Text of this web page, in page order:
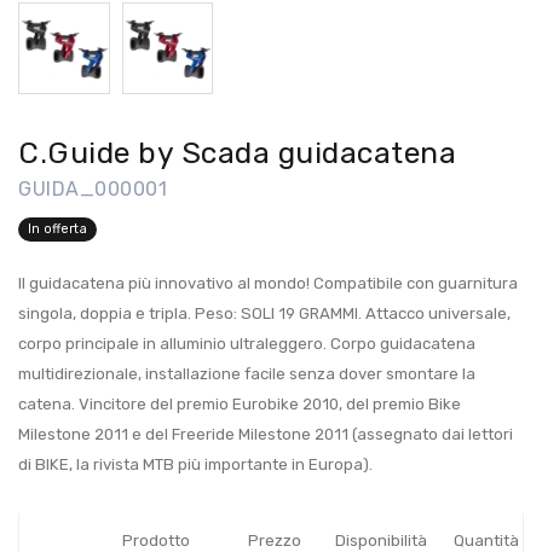
C.Guide by Scada guidacatena
GUIDA_000001
In offerta
Il guidacatena più innovativo al mondo! Compatibile con guarnitura
singola, doppia e tripla. Peso: SOLI 19 GRAMMI. Attacco universale,
corpo principale in alluminio ultraleggero. Corpo guidacatena
multidirezionale, installazione facile senza dover smontare la
catena. Vincitore del premio Eurobike 2010, del premio Bike
Milestone 2011 e del Freeride Milestone 2011 (assegnato dai lettori
di BIKE, la rivista MTB più importante in Europa).
Prodotto Prezzo Disponibilità Quantità